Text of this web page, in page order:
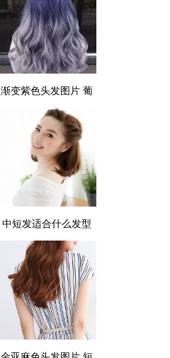
渐变紫色头发图片 葡
萄紫灰白色
中短发适合什么发型
染什么颜色好看